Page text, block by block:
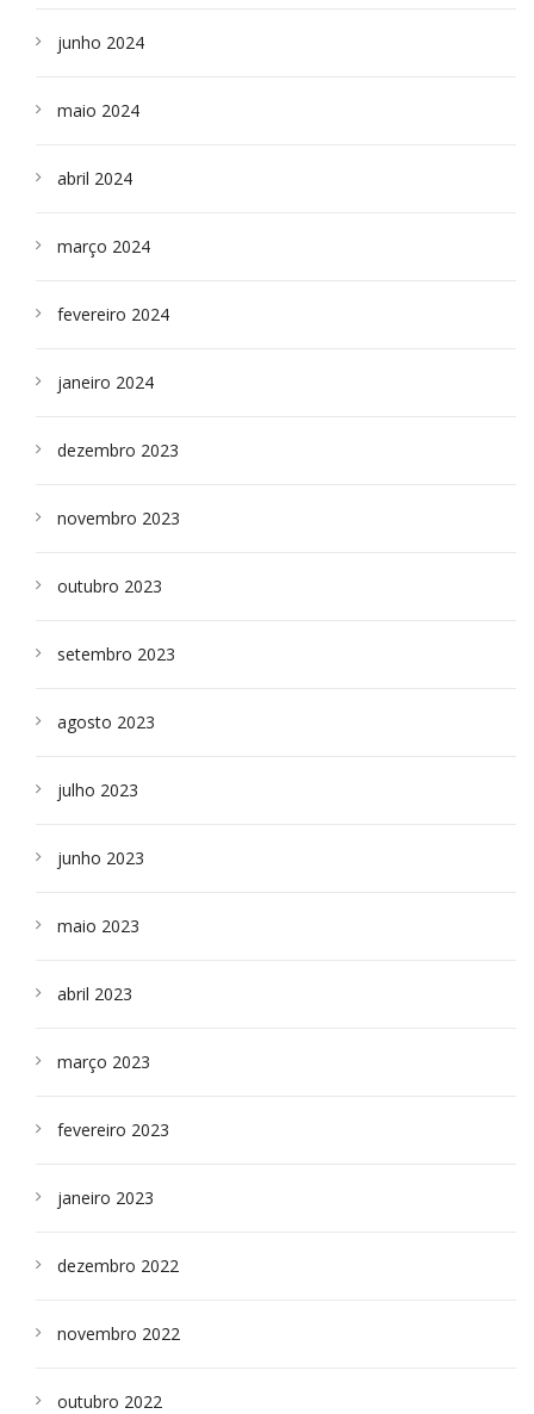
junho 2024
maio 2024
abril 2024
março 2024
fevereiro 2024
janeiro 2024
dezembro 2023
novembro 2023
outubro 2023
setembro 2023
agosto 2023
julho 2023
junho 2023
maio 2023
abril 2023
março 2023
fevereiro 2023
janeiro 2023
dezembro 2022
novembro 2022
outubro 2022